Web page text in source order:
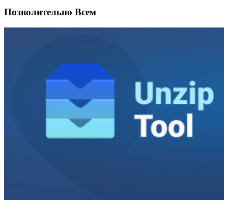
Позволительно Всем